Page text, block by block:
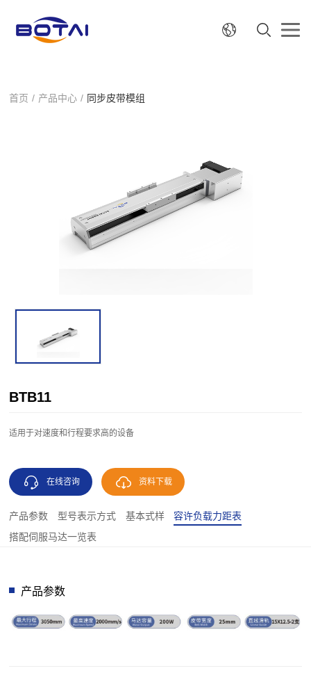
首页 / 产品中心 / 同步皮带模组
BTB11
适用于对速度和行程要求高的设备
在线咨询 资料下载
产品参数 型号表示方式 基本式样
容许负载力距表
搭配伺服马达一览表
产品参数